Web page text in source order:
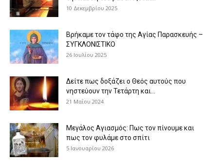
10 Δεκεμβρίου 2025
Βρήκαμε τον τάφο της Αγίας Παρασκευής –
ΣΥΓΚΛΟΝΙΣΤΙΚΟ
26 Ιουλίου 2025
Δείτε πως δοξάζει ο Θεός αυτούς που
νηστεύουν την Τετάρτη και...
21 Μαΐου 2024
Μεγάλος Αγιασμός: Πως τον πίνουμε και
πως τον φυλάμε στο σπίτι
5 Ιανουαρίου 2026